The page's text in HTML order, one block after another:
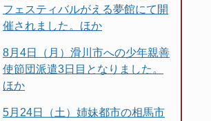
フェスティバルがえる夢館にて開
催されました。ほか
8月4日（月）滑川市への少年親善
使節団派遣3日目となりました。
ほか
5月24日（土）姉妹都市の相馬市